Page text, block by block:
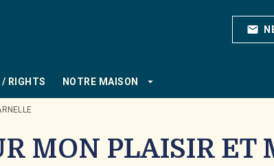
mail
/ RIGHTS NOTRE MAISON arrow_drop_down
MON PLAISIR ET